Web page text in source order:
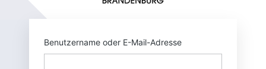
Benutzername oder E-Mail-Adresse